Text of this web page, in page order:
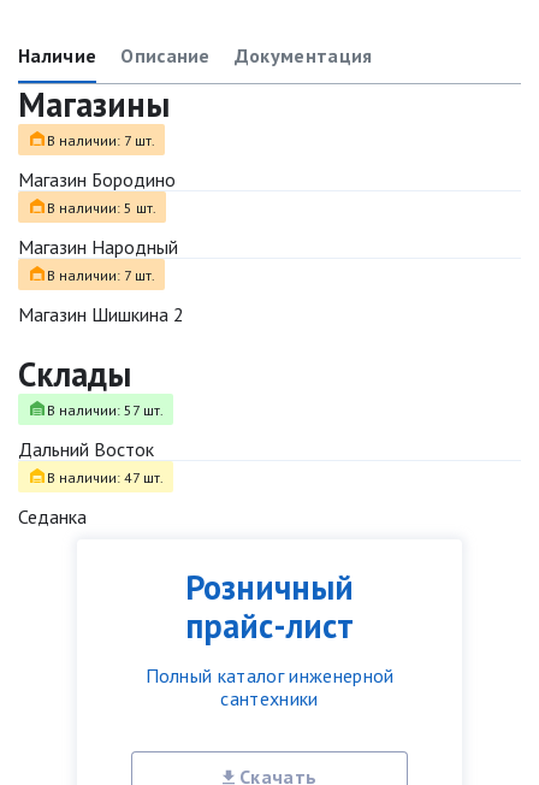
Розничный
прайс-лист
Полный каталог инженерной
сантехники
Скачать
Наличие Описание Документация
Магазины
В наличии: 7 шт.
Магазин Бородино
В наличии: 5 шт.
Магазин Народный
В наличии: 7 шт.
Магазин Шишкина 2
Склады
В наличии: 57 шт.
Дальний Восток
В наличии: 47 шт.
Седанка